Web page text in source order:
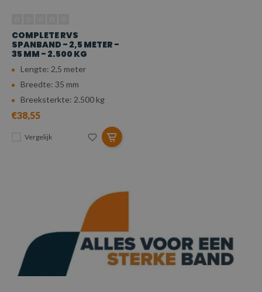
COMPLETE RVS
SPANBAND - 2,5 METER -
35 MM - 2.500 KG
Lengte: 2,5 meter
Breedte: 35 mm
Breeksterkte: 2.500 kg
€38,55
Vergelijk